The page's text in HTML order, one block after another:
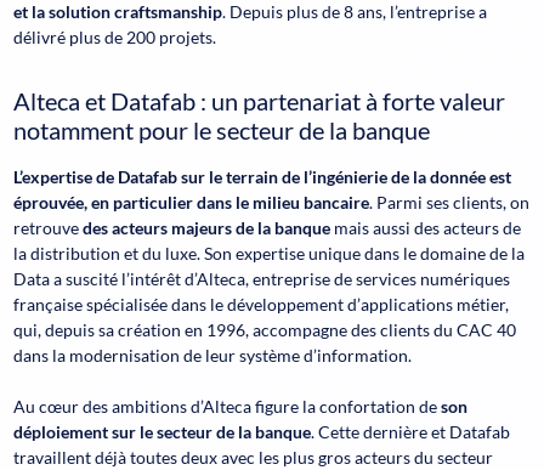
et la solution craftsmanship. Depuis plus de 8 ans, l’entreprise a
délivré plus de 200 projets.
Alteca et Datafab : un partenariat à forte valeur
notamment pour le secteur de la banque
L’expertise de Datafab sur le terrain de l’ingénierie de la donnée est
éprouvée, en particulier dans le milieu bancaire. Parmi ses clients, on
retrouvedes acteurs majeurs de la banque mais aussi des acteurs de
la distribution et du luxe. Son expertise unique dans le domaine de la
Data a suscité l’intérêt d’Alteca, entreprise de services numériques
française spécialisée dans le développement d’applications métier,
qui, depuis sa création en 1996, accompagne des clients du CAC 40
dans la modernisation de leur système d’information.
Au cœur des ambitions d’Alteca figure la confortation deson
déploiement sur le secteur de la banque. Cette dernière et Datafab
travaillent déjà toutes deux avec les plus gros acteurs du secteur